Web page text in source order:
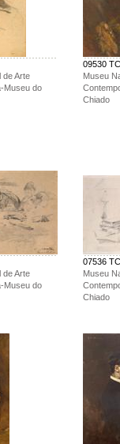
de Arte
Museu do
09530 TC
Museu
Chiado
de Arte
Museu do
07536 TC
Museu
Chiado